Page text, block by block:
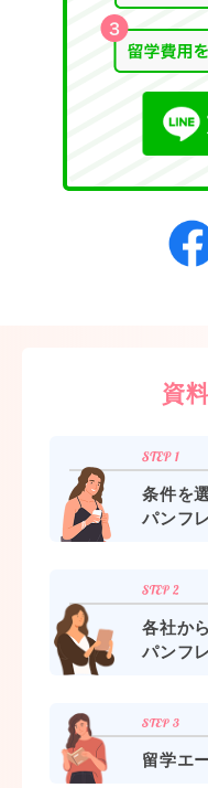
資
条件を
パンフ
各社から
パンフ
留学エ